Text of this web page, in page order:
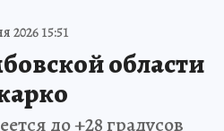
2026 15:51
области
до +28 градусов